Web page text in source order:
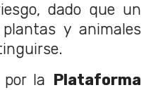
dado que un
y animales
por la Plataforma